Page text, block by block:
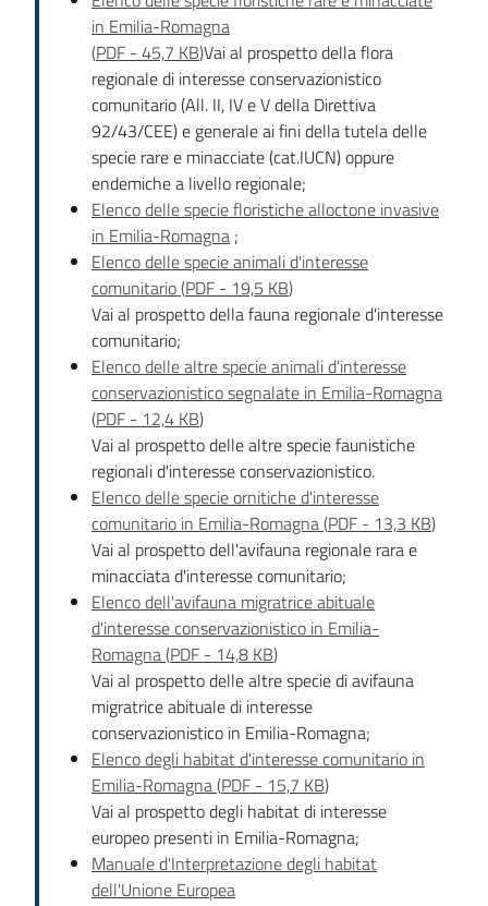
in Emilia-Romagna
(PDF - 45,7 KB)Vai al prospetto della flora
regionale di interesse conservazionistico
comunitario (All. II, IV e V della Direttiva
92/43/CEE) e generale ai fini della tutela delle
specie rare e minacciate (cat.IUCN) oppure
endemiche a livello regionale;
Elenco delle specie floristiche alloctone invasive
in Emilia-Romagna ;
Elenco delle specie animali d'interesse
comunitario(PDF - 19,5 KB)
Vai al prospetto della fauna regionale d'interesse
comunitario;
Elenco delle altre specie animali d'interesse
conservazionistico segnalate in Emilia-Romagna
(PDF - 12,4 KB)
Vai al prospetto delle altre specie faunistiche
regionali d'interesse conservazionistico.
Elenco delle specie ornitiche d'interesse
comunitario in Emilia-Romagna(PDF - 13,3 KB)
Vai al prospetto dell'avifauna regionale rara e
minacciata d'interesse comunitario;
Elenco dell'avifauna migratrice abituale
d'interesse conservazionistico in Emilia-
Romagna(PDF - 14,8 KB)
Vai al prospetto delle altre specie di avifauna
migratrice abituale di interesse
conservazionistico in Emilia-Romagna;
Elenco degli habitat d'interesse comunitario in
Emilia-Romagna(PDF - 15,7 KB)
Vai al prospetto degli habitat di interesse
europeo presenti in Emilia-Romagna;
Manuale d'Interpretazione degli habitat
dell'Unione Europea